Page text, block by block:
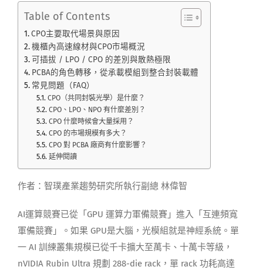
Table of Contents
CPO主要取代場景與原因
機櫃內高速線材與CPO市場概況
可插拔 / LPO / CPO 的差別與散熱極限
PCBA的角色轉移，從承載模組到整合封裝載體
常見問題（FAQ）
CPO（共同封裝光學）是什麼？
CPO、LPO、NPO 有什麼差別？
CPO 什麼時候會大量採用？
CPO 的市場規模有多大？
CPO 對 PCBA 廠商有什麼影響？
延伸閱讀
作者：智璞產業趨勢研究所執行副總 林偉智
AI運算競賽已從「GPU 運算力軍備競賽」進入「互連頻寬
軍備競賽」。如果 GPU是大腦，光模組就是神經系統。單
一 AI 訓練叢集規模已從千卡擴大至萬卡、十萬卡等級，
nVIDIA Rubin Ultra 規劃 288-die rack，單 rack 功耗高達